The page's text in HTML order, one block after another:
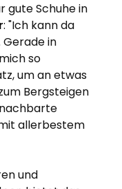
gute Schuhe in
: "Ich kann da
Gerade in
so
um an etwas
Bergsteigen
allerbestem
und